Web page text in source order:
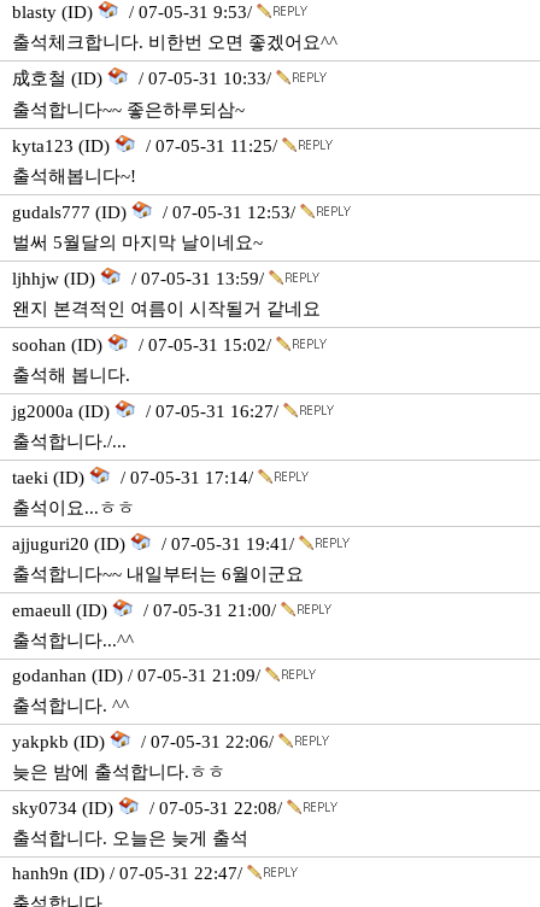
blasty (ID)
/ 07-05-31 9:53/
출석체크합니다. 비한번 오면 좋겠어요^^
成호철 (ID)
/ 07-05-31 10:33/
출석합니다~~ 좋은하루되삼~
kyta123 (ID)
/ 07-05-31 11:25/
출석해봅니다~!
gudals777 (ID)
/ 07-05-31 12:53/
벌써 5월달의 마지막 날이네요~
ljhhjw (ID)
/ 07-05-31 13:59/
왠지 본격적인 여름이 시작될거 같네요
soohan (ID)
/ 07-05-31 15:02/
출석해 봅니다.
jg2000a (ID)
/ 07-05-31 16:27/
출석합니다./...
taeki (ID)
/ 07-05-31 17:14/
출석이요...ㅎㅎ
ajjuguri20 (ID)
/ 07-05-31 19:41/
출석합니다~~ 내일부터는 6월이군요
emaeull (ID)
/ 07-05-31 21:00/
출석합니다...^^
godanhan (ID) / 07-05-31 21:09/
출석합니다. ^^
yakpkb (ID)
/ 07-05-31 22:06/
늦은 밤에 출석합니다.ㅎㅎ
sky0734 (ID)
/ 07-05-31 22:08/
출석합니다. 오늘은 늦게 출석
hanh9n (ID) / 07-05-31 22:47/